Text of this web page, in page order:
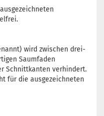
wird zwischen drei-
Saumfaden
Schnittkanten verhindert.
für die ausgezeichneten